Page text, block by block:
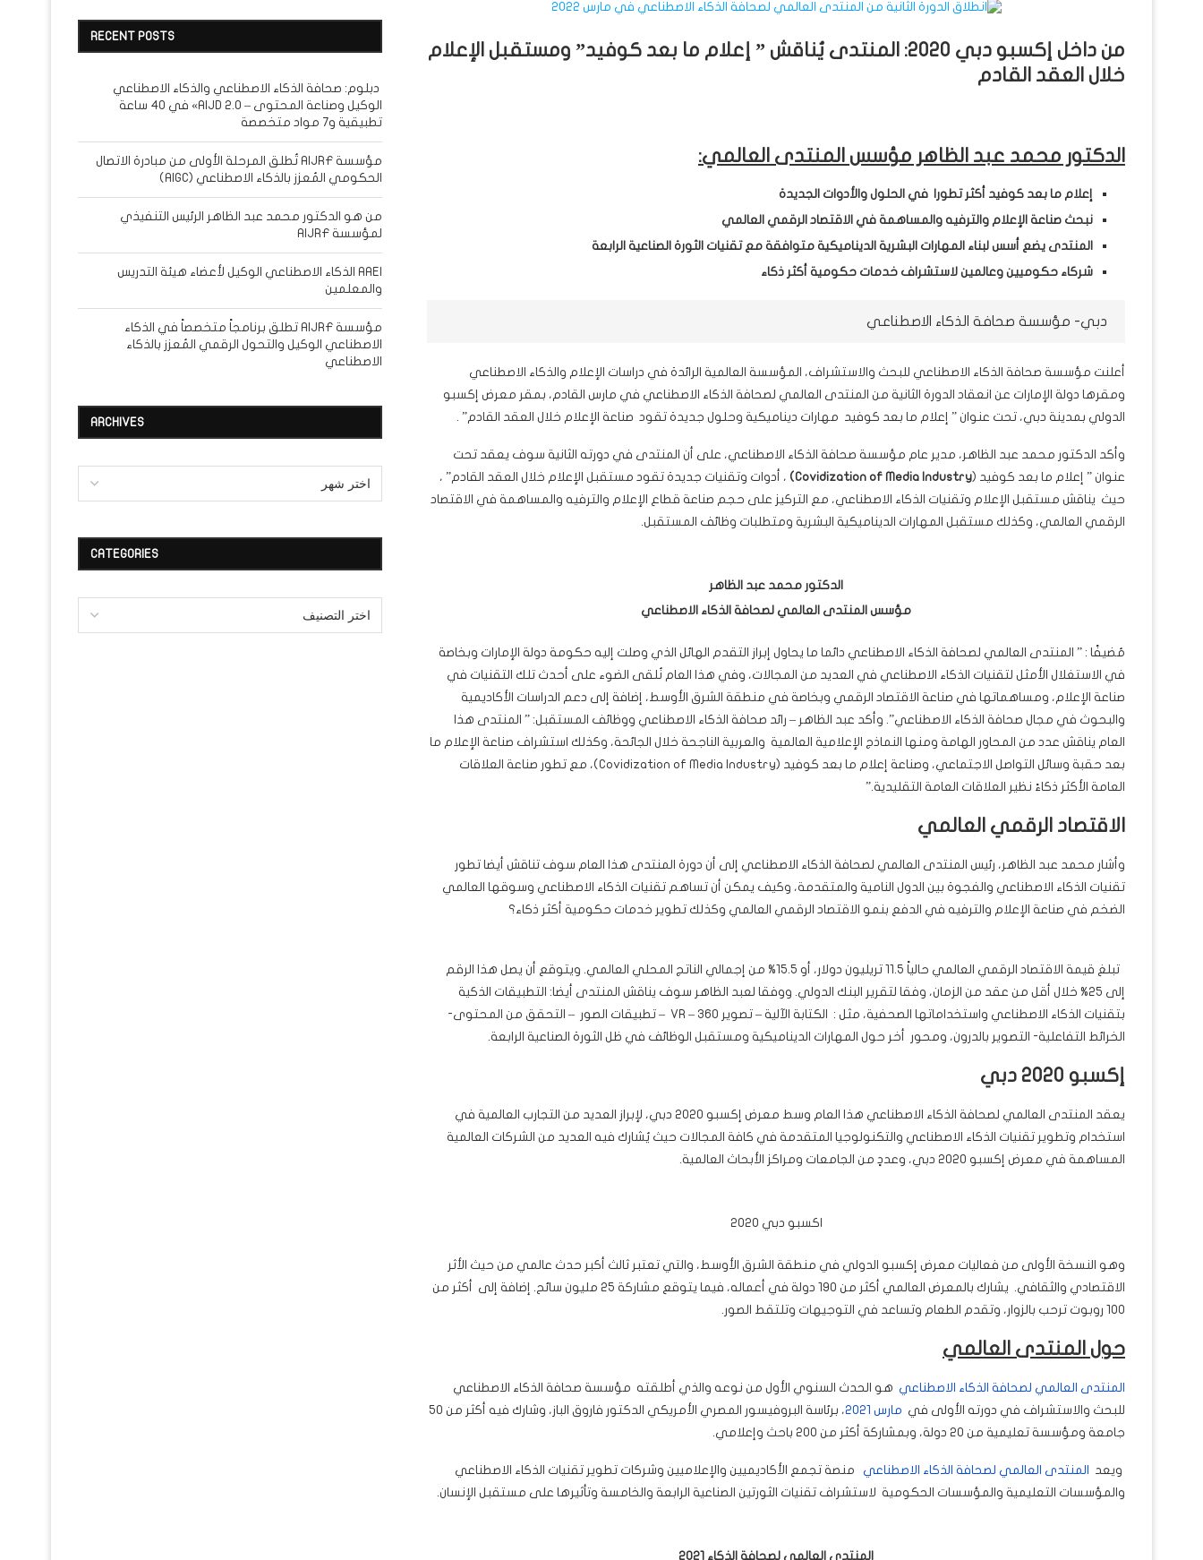
من داخل إكسبو دبي 2020: المنتدى يُناقش ” إعلام ما بعد كوفيد” ومستقبل الإعلام
خلال العقد القادم
الدكتور محمد عبد الظاهر مؤسس المنتدى العالمي:
إعلام ما بعد كوفيد أكثر تطورا في الحلول والأدوات الجديدة
نبحث صناعة الإعلام والترفيه والمساهمة في الاقتصاد الرقمي العالمي
المنتدى يضع أسس لبناء المهارات البشرية الديناميكية متوافقة مع تقنيات الثورة الصناعية الرابعة
شركاء حكوميين وعالمين لاستشراف خدمات حكومية أكثر ذكاء
دبي- مؤسسة صحافة الذكاء الاصطناعي
أعلنت مؤسسة صحافة الذكاء الاصطناعي للبحث والاستشراف، المؤسسة العالمية الرائدة في دراسات الإعلام والذكاء الاصطناعي
ومقرها دولة الإمارات عن انعقاد الدورة الثانية من المنتدى العالمي لصحافة الذكاء الاصطناعي في مارس القادم، بمقر معرض إكسبو
الدولي بمدينة دبي، تحت عنوان ” إعلام ما بعد كوفيد مهارات ديناميكية وحلول جديدة تقود صناعة الإعلام خلال العقد القادم” .
وأكد الدكتور محمد عبد الظاهر، مدير عام مؤسسة صحافة الذكاء الاصطناعي، على أن المنتدى في دورته الثانية سوف يعقد تحت
عنوان ” إعلام ما بعد كوفيد (Covidization of Media Industry
) ، أدوات وتقنيات جديدة تقود مستقبل الإعلام خلال العقد القادم” ،
حيث يناقش مستقبل الإعلام وتقنيات الذكاء الاصطناعي، مع التركيز على حجم صناعة قطاع الإعلام والترفيه والمساهمة في الاقتصاد
الرقمي العالمي، وكذلك مستقبل المهارات الديناميكية البشرية ومتطلبات وظائف المستقبل.
الدكتور محمد عبد الظاهر
مؤسس المنتدى العالمي لصحافة الذكاء الاصطناعي
مُضيفًا : ” المنتدى العالمي لصحافة الذكاء الاصطناعي دائما ما يحاول إبراز التقدم الهائل الذي وصلت إليه حكومة دولة الإمارات وبخاصة
في الاستغلال الأمثل لتقنيات الذكاء الاصطناعي في العديد من المجالات، وفي هذا العام نُلقى الضوء على أحدث تلك التقنيات في
صناعة الإعلام، ومساهماتها في صناعة الاقتصاد الرقمي وبخاصة في منطقة الشرق الأوسط، إضافة إلى دعم الدراسات الأكاديمية
والبحوث في مجال صحافة الذكاء الاصطناعي”. وأكد عبد الظاهر – رائد صحافة الذكاء الاصطناعي ووظائف المستقبل: ” المنتدى هذا
العام يناقش عدد من المحاور الهامة ومنها النماذج الإعلامية العالمية والعربية الناجحة خلال الجائحة، وكذلك استشراف صناعة الإعلام ما
بعد حقبة وسائل التواصل الاجتماعي، وصناعة إعلام ما بعد كوفيد (Covidization of Media Industry)، مع تطور صناعة العلاقات
العامة الأكثر ذكاءً نظير العلاقات العامة التقليدية.”
الاقتصاد الرقمي العالمي
وأشار محمد عبد الظاهر، رئيس المنتدى العالمي لصحافة الذكاء الاصطناعي إلى أن دورة المنتدى هذا العام سوف تناقش أيضا تطور
تقنيات الذكاء الاصطناعي والفجوة بين الدول النامية والمتقدمة، وكيف يمكن أن تساهم تقنيات الذكاء الاصطناعي وسوقها العالمي
الضخم في صناعة الإعلام والترفيه في الدفع بنمو الاقتصاد الرقمي العالمي وكذلك تطوير خدمات حكومية أكثر ذكاء؟
تبلغ قيمة الاقتصاد الرقمي العالمي حالياً 11.5 تريليون دولار، أو 15.5% من إجمالي الناتج المحلي العالمي. ويتوقع أن يصل هذا الرقم
إلى 25% خلال أقل من عقد من الزمان، وفقا لتقرير البنك الدولي. ووفقا لعبد الظاهر سوف يناقش المنتدى أيضا: التطبيقات الذكية
بتقنيات الذكاء الاصطناعي واستخداماتها الصحفية، مثل : الكتابة الآلية – تصوير 360 – VR – تطبيقات الصور – التحقق من المحتوى-
الخرائط التفاعلية- التصوير بالدرون، ومحور أخر حول المهارات الديناميكية ومستقبل الوظائف في ظل الثورة الصناعية الرابعة.
إكسبو 2020 دبي
يعقد المنتدى العالمي لصحافة الذكاء الاصطناعي هذا العام وسط معرض إكسبو 2020 دبي، لإبراز العديد من التجارب العالمية في
استخدام وتطوير تقنيات الذكاء الاصطناعي والتكنولوجيا المتقدمة في كافة المجالات حيث يُشارك فيه العديد من الشركات العالمية
المساهمة في معرض إكسبو 2020 دبي، وعددٍ من الجامعات ومراكز الأبحاث العالمية.
اكسبو دبي 2020
وهو النسخة الأولى من فعاليات معرض إكسبو الدولي في منطقة الشرق الأوسط، والتي تعتبر ثالث أكبر حدث عالمي من حيث الأثر
الاقتصادي والثقافي. يشارك بالمعرض العالمي أكثر من 190 دولة في أعماله، فيما يتوقع مشاركة 25 مليون سائح. إضافة إلى أكثر من
100 روبوت ترحب بالزوار، وتقدم الطعام وتساعد في التوجيهات وتلتقط الصور.
حول المنتدى العالمي
المنتدى العالمي لصحافة الذكاء الاصطناعي هو الحدث السنوي الأول من نوعه والذي أطلقته مؤسسة صحافة الذكاء الاصطناعي
للبحث والاستشراف في دورته الأولى في مارس 2021
، برئاسة البروفيسور المصري الأمريكي الدكتور فاروق الباز، وشارك فيه أكثر من 50
جامعة ومؤسسة تعليمية من 20 دولة، وبمشاركة أكثر من 200 باحث وإعلامي.
ويعد المنتدى العالمي لصحافة الذكاء الاصطناعي
منصة تجمع الأكاديميين والإعلاميين وشركات تطوير تقنيات الذكاء الاصطناعي
والمؤسسات التعليمية والمؤسسات الحكومية لاستشراف تقنيات الثورتين الصناعية الرابعة والخامسة وتأثيرها على مستقبل الإنسان.
المنتدى العالمي لصحافة الذكاء 2021
RECENT POSTS
دبلوم: صحافة الذكاء الاصطناعي والذكاء الاصطناعي
الوكيل وصناعة المحتوى – AIJD 2.0» في 40 ساعة
تطبيقية و7 مواد متخصصة
مؤسسة AIJRF تُطلق المرحلة الأولى من مبادرة الاتصال
الحكومي المُعزز بالذكاء الاصطناعي (AIGC)
من هو الدكتور محمد عبد الظاهر الرئيس التنفيذي
لمؤسسة AIJRF
AAEI الذكاء الاصطناعي الوكيل لأعضاء هيئة التدريس
والمعلمين
مؤسسة AIJRF تطلق برنامجاً متخصصاً في الذكاء
الاصطناعي الوكيل والتحول الرقمي المُعزز بالذكاء
الاصطناعي
ARCHIVES
CATEGORIES